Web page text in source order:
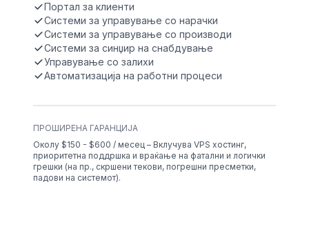
Портал за клиенти
Системи за управување со нарачки
Системи за управување со производи
Системи за синџир на снабдување
Управување со залихи
Автоматизација на работни процеси
ПРОШИРЕНА ГАРАНЦИЈА
Околу $150 - $600 / месец – Вклучува VPS хостинг,
приоритетна поддршка и враќање на фатални и логички
грешки (на пр., скршени текови, погрешни пресметки,
падови на системот).